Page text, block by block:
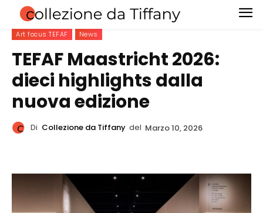
Art focus TEFAF News
TEFAF Maastricht 2026:
dieci highlights dalla
nuova edizione
Di Collezione da Tiffany del Marzo 10, 2026